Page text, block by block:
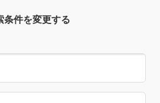
条件を変更する